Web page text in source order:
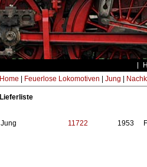
Home Feuerlose Lokomotiven Jung
Lieferliste
Jung 11722 1953